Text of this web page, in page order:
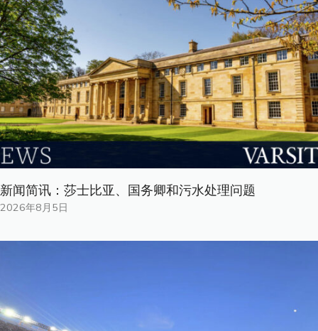
新闻简讯：莎士比亚、国务卿和污水处理问题
2026年8月5日